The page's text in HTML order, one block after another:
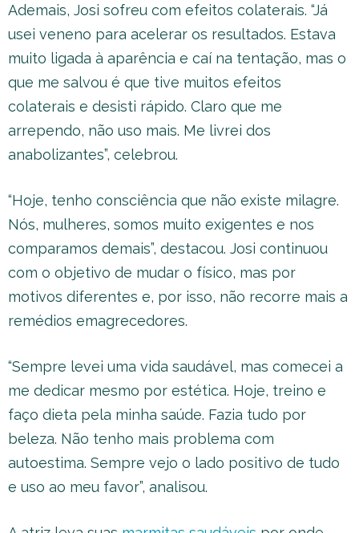
Ademais, Josi sofreu com efeitos colaterais. “Já
usei veneno para acelerar os resultados. Estava
muito ligada à aparência e caí na tentação, mas o
que me salvou é que tive muitos efeitos
colaterais e desisti rápido. Claro que me
arrependo, não uso mais. Me livrei dos
anabolizantes”, celebrou.
“Hoje, tenho consciência que não existe milagre.
Nós, mulheres, somos muito exigentes e nos
comparamos demais”, destacou. Josi continuou
com o objetivo de mudar o físico, mas por
motivos diferentes e, por isso, não recorre mais a
remédios emagrecedores.
“Sempre levei uma vida saudável, mas comecei a
me dedicar mesmo por estética. Hoje, treino e
faço dieta pela minha saúde. Fazia tudo por
beleza. Não tenho mais problema com
autoestima. Sempre vejo o lado positivo de tudo
e uso ao meu favor”, analisou.